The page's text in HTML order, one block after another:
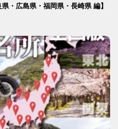
・広島県・福岡県・長崎県 編】